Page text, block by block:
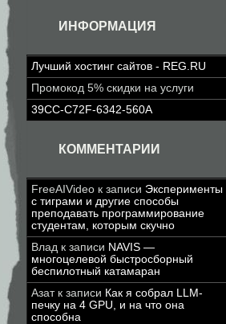
ИНФОРМАЦИЯ
Лучший хостинг сайтов - REG.RU
Промокод 5% скидки на услуги
39CC-C72F-6342-560A
КОММЕНТАРИИ
FreeAIVideo к записи Эксперименты
с тиграми и другие способы
преподавать программирование
студентам, которым скучно
Влад к записи NAVIS —
многоцелевой быстросборный
беспилотный катамаран
Азатк записи Как я собрал LLM-
печку на 4 GPU, и на что она
способна